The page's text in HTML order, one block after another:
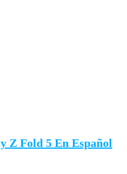
Z Fold 5 En Español